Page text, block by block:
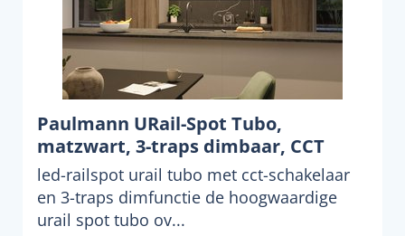
Paulmann URail-Spot Tubo,
matzwart, 3-traps dimbaar, CCT
led-railspot urail tubo met cct-schakelaar
en 3-traps dimfunctie de hoogwaardige
urail spot tubo ov...